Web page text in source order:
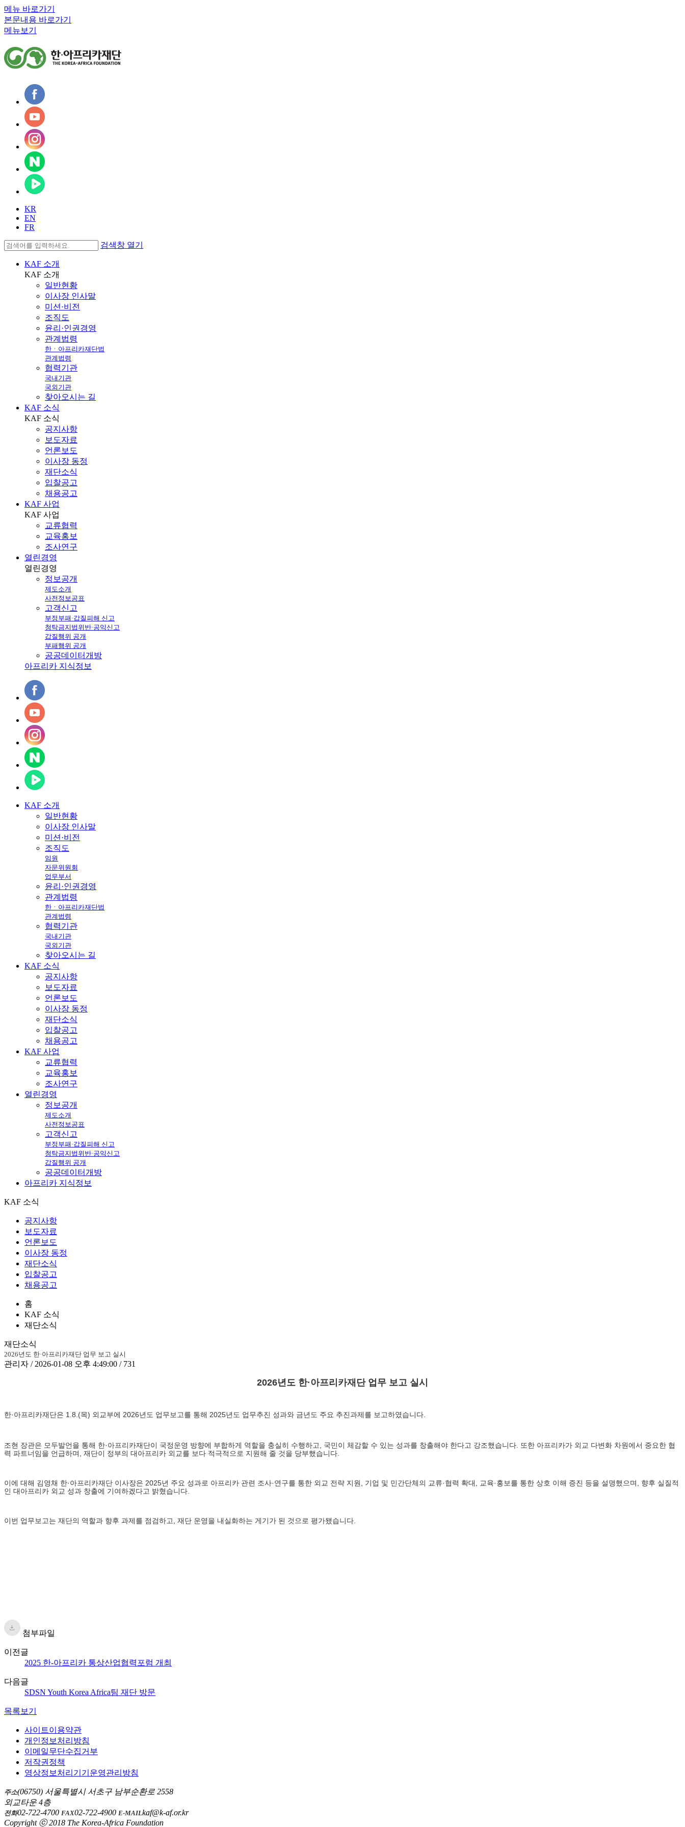
메뉴 바로가기
본문내용 바로가기
메뉴보기
KR
EN
FR
검색창 열기
KAF 소개
KAF 소개
일반현황
이사장 인사말
미션·비전
조직도
윤리·인권경영
관계법령
한ㆍ아프리카재단법
관계법령
협력기관
국내기관
국외기관
찾아오시는 길
KAF 소식
KAF 소식
공지사항
보도자료
언론보도
이사장 동정
재단소식
입찰공고
채용공고
KAF 사업
KAF 사업
교류협력
교육홍보
조사연구
열린경영
열린경영
정보공개
제도소개
사전정보공표
고객신고
부정부패·갑질피해 신고
청탁금지법위반·공익신고
갑질행위 공개
부패행위 공개
공공데이터개방
아프리카 지식정보
KAF 소개
일반현황
이사장 인사말
미션·비전
조직도
임원
자문위원회
업무부서
윤리·인권경영
관계법령
한ㆍ아프리카재단법
관계법령
협력기관
국내기관
국외기관
찾아오시는 길
KAF 소식
공지사항
보도자료
언론보도
이사장 동정
재단소식
입찰공고
채용공고
KAF 사업
교류협력
교육홍보
조사연구
열린경영
정보공개
제도소개
사전정보공표
고객신고
부정부패·갑질피해 신고
청탁금지법위반·공익신고
갑질행위 공개
공공데이터개방
아프리카 지식정보
KAF 소식
공지사항
보도자료
언론보도
이사장 동정
재단소식
입찰공고
채용공고
홈
KAF 소식
재단소식
재단소식
2026년도 한·아프리카재단 업무 보고 실시
관리자 / 2026-01-08 오후 4:49:00 / 731
2026년도 한·아프리카재단 업무 보고 실시
한·아프리카재단은 1.8.(목) 외교부에 2026년도 업무보고를 통해 2025년도 업무추진 성과와 금년도 주요 추진과제를 보고하였습니다.
조현 장관은 모두발언을 통해 한·아프리카재단이 국정운영 방향에 부합하게 역할을 충실히 수행하고, 국민이 체감할 수 있는 성과를 창출해야 한다고 강조했습니다. 또한 아프리카가 외교 다변화 차원에서 중요한 협
력 파트너임을 언급하며, 재단이 정부의 대아프리카 외교를 보다 적극적으로 지원해 줄 것을 당부했습니다.
이에 대해 김영채 한·아프리카재단 이사장은 2025년 주요 성과로 아프리카 관련 조사·연구를 통한 외교 전략 지원, 기업 및 민간단체의 교류·협력 확대, 교육·홍보를 통한 상호 이해 증진 등을 설명했으며, 향후 실질적
인 대아프리카 외교 성과 창출에 기여하겠다고 밝혔습니다.
이번 업무보고는 재단의 역할과 향후 과제를 점검하고, 재단 운영을 내실화하는 게기가 된 것으로 평가됐습니다.
첨부파일
이전글
2025 한-아프리카 통상산업협력포럼 개최
다음글
SDSN Youth Korea Africa팀 재단 방문
목록보기
사이트이용약관
개인정보처리방침
이메일무단수집거부
저작권정책
영상정보처리기기운영관리방침
주소(06750) 서울특별시 서초구 남부순환로 2558
외교타운 4층
전화02-722-4700 FAX02-722-4900 E-MAILkaf@k-af.or.kr
Copyright ⓒ 2018 The Korea-Africa Foundation